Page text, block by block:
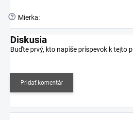
? Mierka:
Diskusia
Buďte prvý, kto napíše príspevok k tejto
Pridať komentár